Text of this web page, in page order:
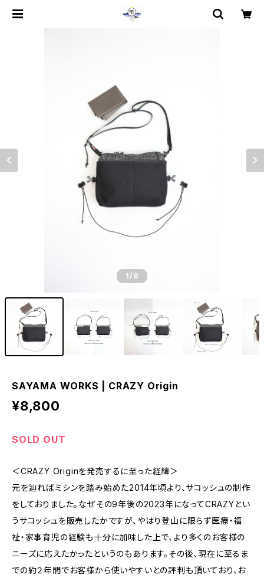
1/8
SAYAMA WORKS | CRAZY Origin
¥8,800
SOLD OUT
＜CRAZY Originを発売するに至った経緯＞
元を辿ればミシンを踏み始めた2014年頃より、サコッシュの制作
をしておりました。なぜその9年後の2023年になってCRAZYとい
うサコッシュを販売したかですが、やはり登山に限らず医療・福
祉・家事育児の経験も十分に加味した上で、より多くのお客様の
ニーズに応えたかったというのもあります。その後、現在に至るま
での約２年間でお客様から使いやすいとの評判も頂いており、お